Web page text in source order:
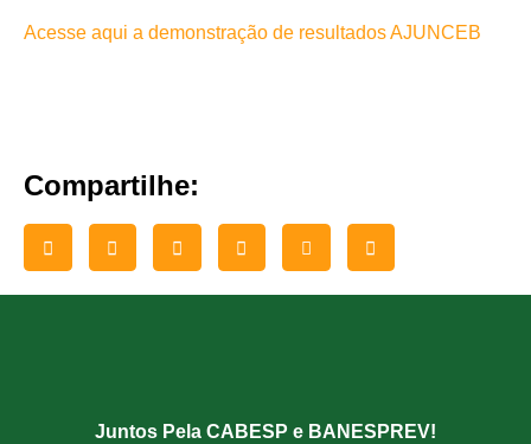
Acesse aqui a demonstração de resultados AJUNCEB
Compartilhe:
Juntos Pela CABESP e BANESPREV!